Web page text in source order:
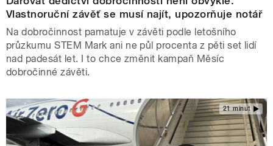
Vlastnoruční závěť se musí najít, upozorňuje notář
Na dobročinnost pamatuje v závěti podle letošního
průzkumu STEM Mark ani ne půl procenta z pěti set lidí
nad padesát let. I to chce změnit kampaň Měsíc
dobročinné závěti.
21 minut